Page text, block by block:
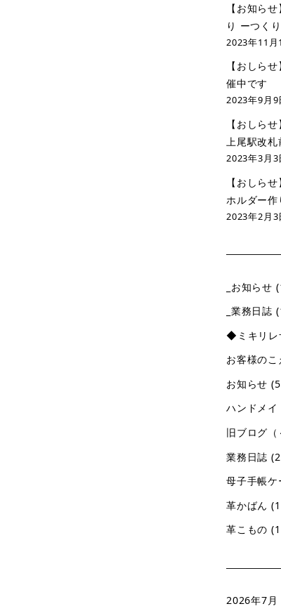
【お知ら
り ーつく
2023年11月
【おしら
催中です
2023年9月9
【おしら
上尾駅改札
2023年3月3
【おしら
ホルダー
2023年2月3
_お知らせ
_業務日誌
◆ミキリレ
お客様のこ
お知らせ
ハンドメイ
旧ブログ（
業務日誌
母子手帳ケ
革かばん
革こもの
2026年7月